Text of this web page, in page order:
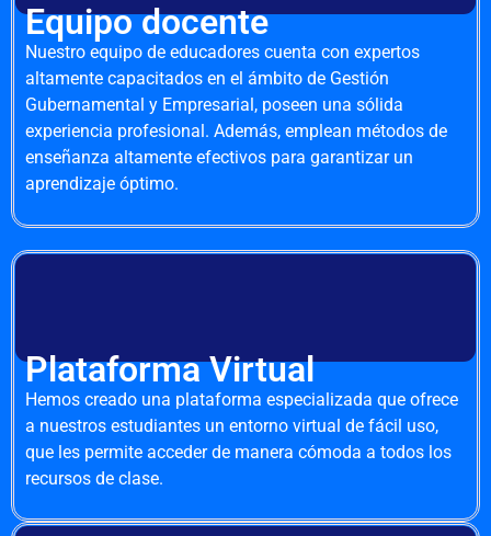
Equipo docente
Nuestro equipo de educadores cuenta con expertos
altamente capacitados en el ámbito de Gestión
Gubernamental y Empresarial, poseen una sólida
experiencia profesional. Además, emplean métodos de
enseñanza altamente efectivos para garantizar un
aprendizaje óptimo.
Plataforma Virtual
Hemos creado una plataforma especializada que ofrece
a nuestros estudiantes un entorno virtual de fácil uso,
que les permite acceder de manera cómoda a todos los
recursos de clase.